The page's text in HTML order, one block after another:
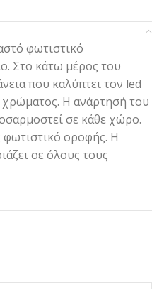
φωτιστικό
Στο κάτω μέρος του
που καλύπτει τον led
Η ανάρτησή του
σε κάθε χώρο.
φωτιστικό οροφής. Η
σε όλους τους